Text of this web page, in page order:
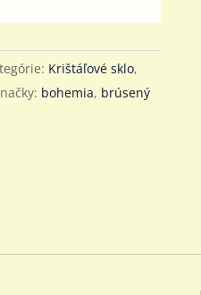
Krištáľové sklo,
bohemia, brúsený